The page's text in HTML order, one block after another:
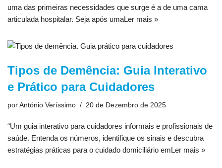
uma das primeiras necessidades que surge é a de uma cama
articulada hospitalar. Seja após umaLer mais »
Tipos de Demência: Guia Interativo
e Prático para Cuidadores
por António Veríssimo 20 de Dezembro de 2025
“Um guia interativo para cuidadores informais e profissionais de
saúde. Entenda os números, identifique os sinais e descubra
estratégias práticas para o cuidado domiciliário emLer mais »